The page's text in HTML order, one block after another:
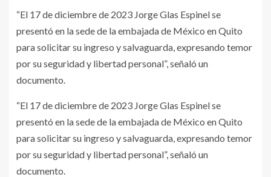
“El 17 de diciembre de 2023 Jorge Glas Espinel se
presentó en la sede de la embajada de México en Quito
para solicitar su ingreso y salvaguarda, expresando temor
por su seguridad y libertad personal”, señaló un
documento.
“El 17 de diciembre de 2023 Jorge Glas Espinel se
presentó en la sede de la embajada de México en Quito
para solicitar su ingreso y salvaguarda, expresando temor
por su seguridad y libertad personal”, señaló un
documento.